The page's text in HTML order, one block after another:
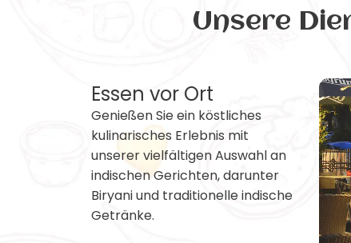
Unsere
Essen vor Ort
Genießen Sie ein köstliches
kulinarisches Erlebnis mit
unserer vielfältigen Auswahl an
indischen Gerichten, darunter
Biryani und traditionelle indische
Getränke.